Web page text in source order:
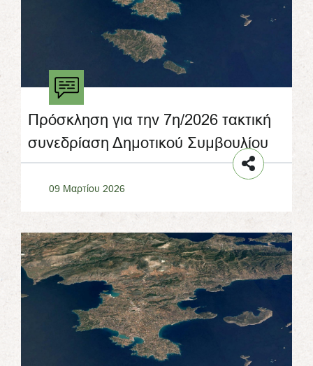
Πρόσκληση για την 7η/2026 τακτική
συνεδρίαση Δημοτικού Συμβουλίου
09 Μαρτίου 2026